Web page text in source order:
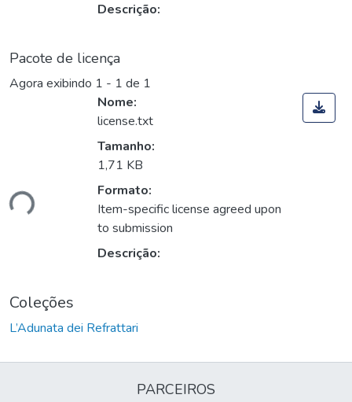
Descrição:
Pacote de licença
Agora exibindo 1 - 1 de 1
Nome:
license.txt
Tamanho:
1,71 KB
Formato:
Item-specific license agreed upon
to submission
Descrição:
Coleções
L’Adunata dei Refrattari
PARCEIROS